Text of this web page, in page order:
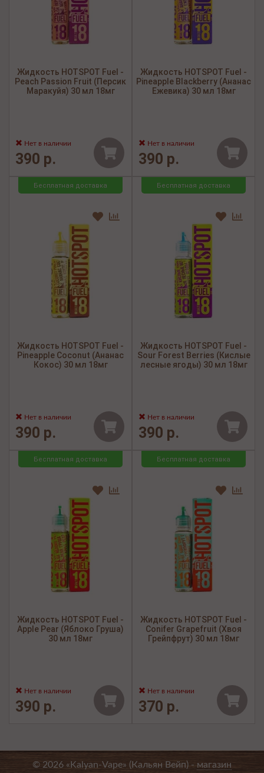
Жидкость HOTSPOT Fuel -
Peach Passion Fruit (Персик
Маракуйя) 30 мл 18мг
Нет в наличии
390 р.
Жидкость HOTSPOT Fuel -
Pineapple Blackberry (Ананас
Ежевика) 30 мл 18мг
Нет в наличии
390 р.
Бесплатная доставка
Жидкость HOTSPOT Fuel -
Pineapple Coconut (Ананас
Кокос) 30 мл 18мг
Нет в наличии
390 р.
Бесплатная доставка
Жидкость HOTSPOT Fuel -
Sour Forest Berries (Кислые
лесные ягоды) 30 мл 18мг
Нет в наличии
390 р.
Бесплатная доставка
Жидкость HOTSPOT Fuel -
Apple Pear (Яблоко Груша)
30 мл 18мг
Нет в наличии
390 р.
Бесплатная доставка
Жидкость HOTSPOT Fuel -
Conifer Grapefruit (Хвоя
Грейпфрут) 30 мл 18мг
Нет в наличии
370 р.
© 2026 «Kalyan-Vape» (Кальян Вейп) - магазин